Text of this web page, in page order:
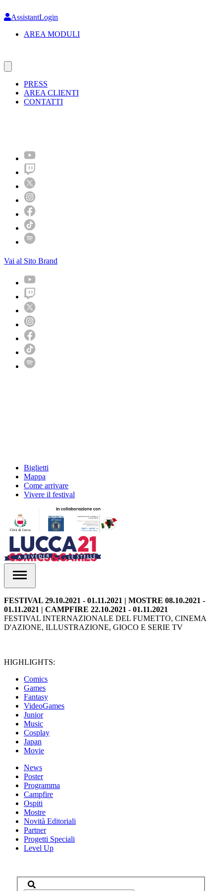
to
content
AssistantLogin
AREA MODULI
PRESS
AREA CLIENTI
CONTATTI
Vai al Sito Brand
Biglietti
Mappa
Come arrivare
Vivere il festival
FESTIVAL 29.10.2021 - 01.11.2021 | MOSTRE 08.10.2021 -
01.11.2021 | CAMPFIRE 22.10.2021 - 01.11.2021
FESTIVAL INTERNAZIONALE DEL FUMETTO, CINEMA
D'AZIONE, ILLUSTRAZIONE, GIOCO E SERIE TV
HIGHLIGHTS:
Comics
Games
Fantasy
VideoGames
Junior
Music
Cosplay
Japan
Movie
News
Poster
Programma
Campfire
Ospiti
Mostre
Novità Editoriali
Partner
Progetti Speciali
Level Up